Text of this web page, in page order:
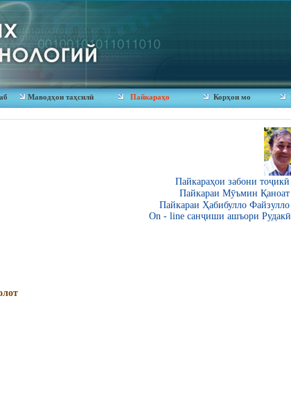
Корҳои мо
Пайкараҳо
Маводҳои таҳсилӣ
Пайкараҳои забони тоҷикӣ
Пайкараи Мӯъмин Қаноат
Пайкараи Ҳабибулло Файзулло
On - line санҷиши ашъори Рудакӣ